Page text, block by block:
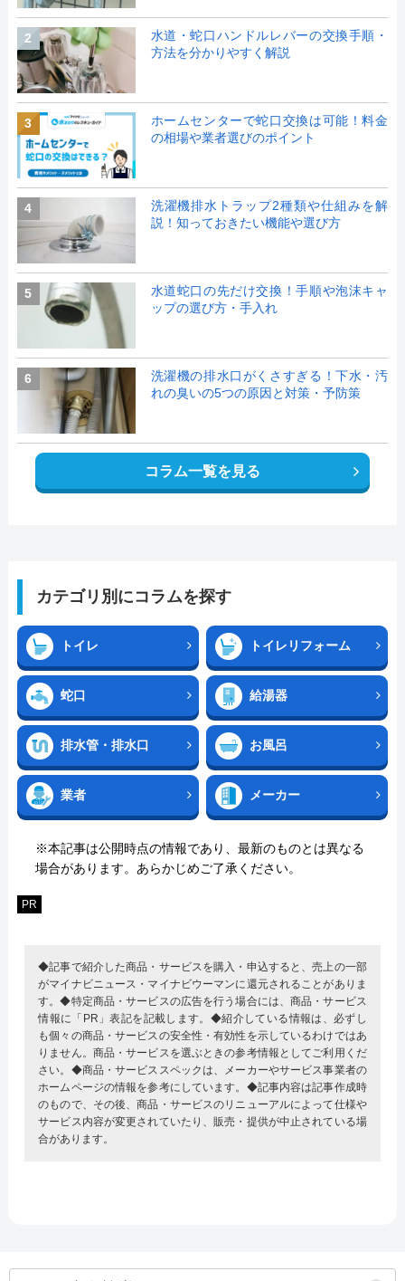
2
水道・蛇口ハンドルレバーの交換手順・
方法を分かりやすく解説
3
ホームセンターで蛇口交換は可能！料金
の相場や業者選びのポイント
4
洗濯機排水トラップ2種類や仕組みを解
説！知っておきたい機能や選び方
5
水道蛇口の先だけ交換！手順や泡沫キャ
ップの選び方・手入れ
6
洗濯機の排水口がくさすぎる！下水・汚
れの臭いの5つの原因と対策・予防策
コラム一覧を見る
カテゴリ別にコラムを探す
トイレ トイレリフォーム
蛇口 給湯器
排水管・排水口 お風呂
業者 メーカー
※本記事は公開時点の情報であり、最新のものとは異なる
場合があります。あらかじめご了承ください。
PR
◆記事で紹介した商品・サービスを購入・申込すると、売上の一部
がマイナビニュース・マイナビウーマンに還元されることがありま
す。◆特定商品・サービスの広告を行う場合には、商品・サービス
情報に「PR」表記を記載します。◆紹介している情報は、必ずし
も個々の商品・サービスの安全性・有効性を示しているわけではあ
りません。商品・サービスを選ぶときの参考情報としてご利用くだ
さい。◆商品・サービススペックは、メーカーやサービス事業者の
ホームページの情報を参考にしています。◆記事内容は記事作成時
のもので、その後、商品・サービスのリニューアルによって仕様や
サービス内容が変更されていたり、販売・提供が中止されている場
合があります。